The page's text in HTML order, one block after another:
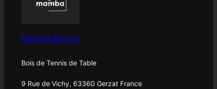
Mamba Blades
Bois de Tennis de Table
9 Rue de Vichy, 63360 Gerzat France